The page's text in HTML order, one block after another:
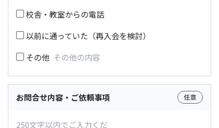
校舎・教室からの電話
以前に通っていた（再入会を検討）
その他
お問合せ内容・ご依頼事項 任意